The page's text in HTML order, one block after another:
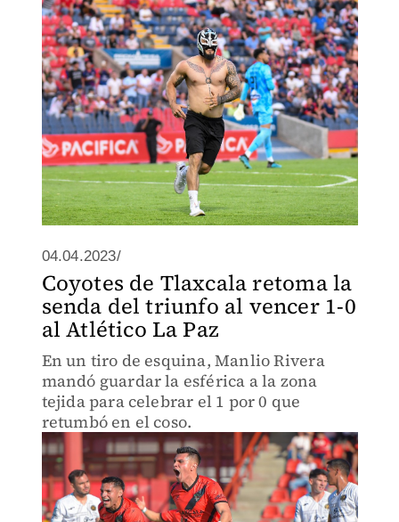
04.04.2023/
Coyotes de Tlaxcala retoma la
senda del triunfo al vencer 1-0
al Atlético La Paz
En un tiro de esquina, Manlio Rivera
mandó guardar la esférica a la zona
tejida para celebrar el 1 por 0 que
retumbó en el coso.